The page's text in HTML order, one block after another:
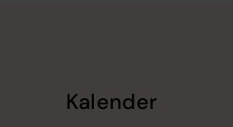
Kalender